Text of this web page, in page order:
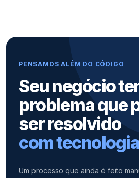
PENSAMOS ALÉM DO CÓDIGO
Seu negócio
problema que
ser resolvido
com
Um processo que ainda é feito